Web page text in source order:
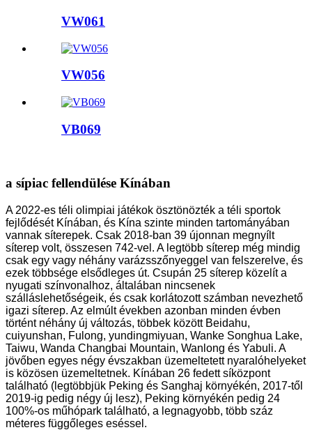
VW061
VW056
VB069
a sípiac fellendülése Kínában
A 2022-es téli olimpiai játékok ösztönözték a téli sportok
fejlődését Kínában, és Kína szinte minden tartományában
vannak síterepek. Csak 2018-ban 39 újonnan megnyílt
síterep volt, összesen 742-vel. A legtöbb síterep még mindig
csak egy vagy néhány varázsszőnyeggel van felszerelve, és
ezek többsége elsődleges út. Csupán 25 síterep közelít a
nyugati színvonalhoz, általában nincsenek
szálláslehetőségeik, és csak korlátozott számban nevezhető
igazi síterep. Az elmúlt években azonban minden évben
történt néhány új változás, többek között Beidahu,
cuiyunshan, Fulong, yundingmiyuan, Wanke Songhua Lake,
Taiwu, Wanda Changbai Mountain, Wanlong és Yabuli. A
jövőben egyes négy évszakban üzemeltetett nyaralóhelyeket
is közösen üzemeltetnek. Kínában 26 fedett síközpont
található (legtöbbjük Peking és Sanghaj környékén, 2017-től
2019-ig pedig négy új lesz), Peking környékén pedig 24
100%-os műhópark található, a legnagyobb, több száz
méteres függőleges eséssel.